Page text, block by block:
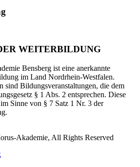
WEITERBILDUNG
Bensberg ist eine anerkannte
im Land Nordrhein-Westfalen.
sind Bildungsveranstaltungen, die dem
§ 1 Abs. 2 entsprechen. Diese
Sinne von § 7 Satz 1 Nr. 3 der
Akademie, All Rights Reserved